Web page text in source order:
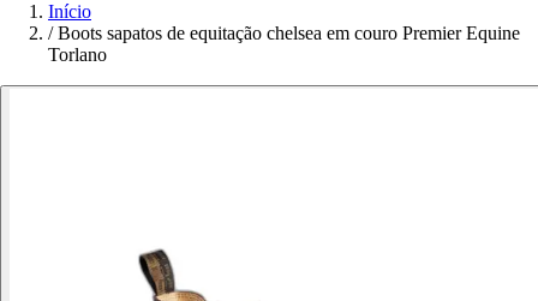
Início
/ Boots sapatos de equitação chelsea em couro Premier Equine
Torlano